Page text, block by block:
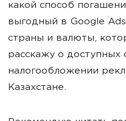
какой способ
выгодный в Google
страны и валюты,
расскажу о доступных
налогообложении
Казахстане.